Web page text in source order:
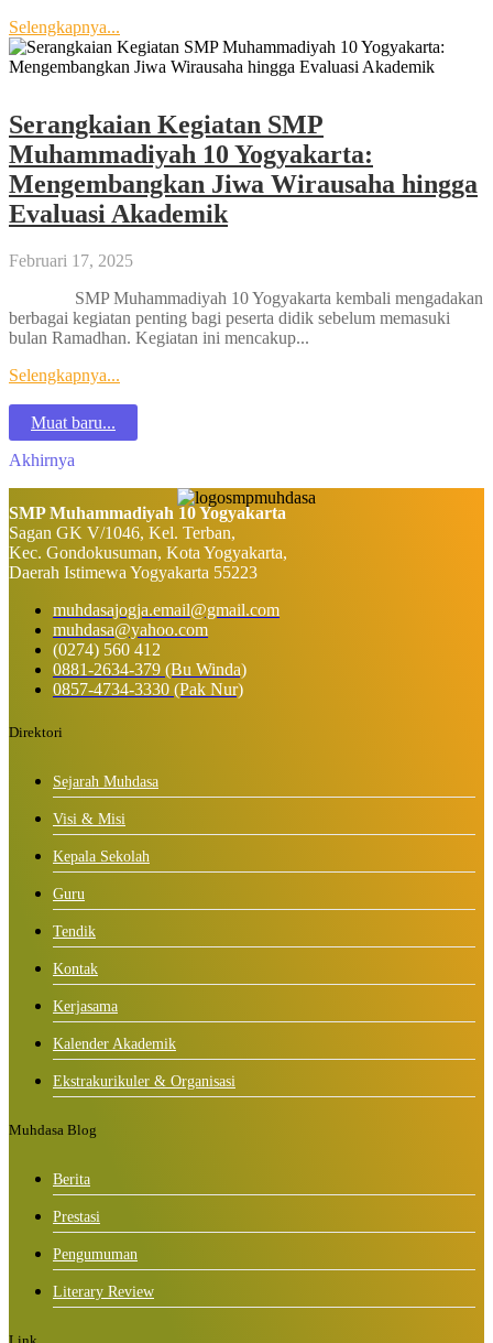
Selengkapnya...
Serangkaian Kegiatan SMP
Muhammadiyah 10 Yogyakarta:
Mengembangkan Jiwa Wirausaha hingga
Evaluasi Akademik
Februari 17, 2025
SMP Muhammadiyah 10 Yogyakarta kembali mengadakan
berbagai kegiatan penting bagi peserta didik sebelum memasuki
bulan Ramadhan. Kegiatan ini mencakup...
Selengkapnya...
Muat baru...
Akhirnya
SMP Muhammadiyah 10 Yogyakarta
Sagan GK V/1046, Kel. Terban,
Kec. Gondokusuman, Kota Yogyakarta,
Daerah Istimewa Yogyakarta 55223
muhdasajogja.email@gmail.com
muhdasa@yahoo.com
(0274) 560 412
0881-2634-379 (Bu Winda)
0857-4734-3330 (Pak Nur)
Direktori
Sejarah Muhdasa
Visi & Misi
Kepala Sekolah
Guru
Tendik
Kontak
Kerjasama
Kalender Akademik
Ekstrakurikuler & Organisasi
Muhdasa Blog
Berita
Prestasi
Pengumuman
Literary Review